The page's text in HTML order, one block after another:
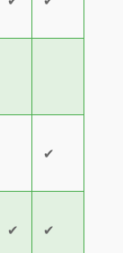
✔
✔ ✔